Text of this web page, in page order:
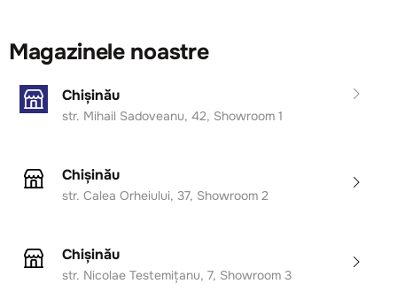
Magazinele noastre
Chișinău
str. Mihail Sadoveanu, 42, Showroom 1
Chișinău
str. Calea Orheiului, 37, Showroom 2
Chișinău
str. Nicolae Testemițanu, 7, Showroom 3